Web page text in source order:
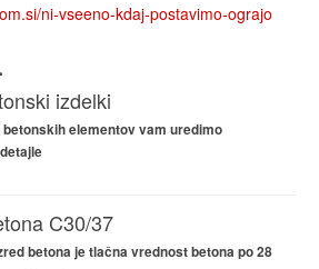
ni-vseeno-kdaj-postavimo-ograjo
izdelki
betonskih elementov vam uredimo
C30/37
betona je tlačna vrednost betona po 28